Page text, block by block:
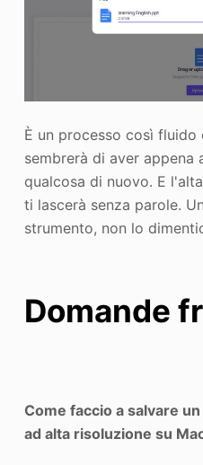
È un processo così
sembrerà di aver appena
qualcosa di nuovo. E
ti lascerà senza parole.
strumento, non lo
Domande
Come faccio a salvare
ad alta risoluzione su